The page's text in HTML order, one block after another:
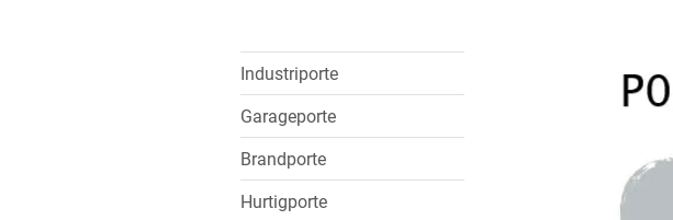
Industriporte
Garageporte
Brandporte
Hurtigporte